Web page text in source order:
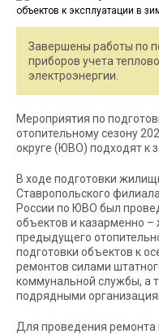
Завершены работы по
приборов учета
электроэнергии.
Мероприятия по
отопительному сезону
округе (ЮВО) подходят к
В ходе подготовки
Ставропольского
России по ЮВО был
объектов и казарменно
предыдущего
подготовки объектов к
ремонтов силами
коммунальной службы, а
подрядными
Для проведения ремонта